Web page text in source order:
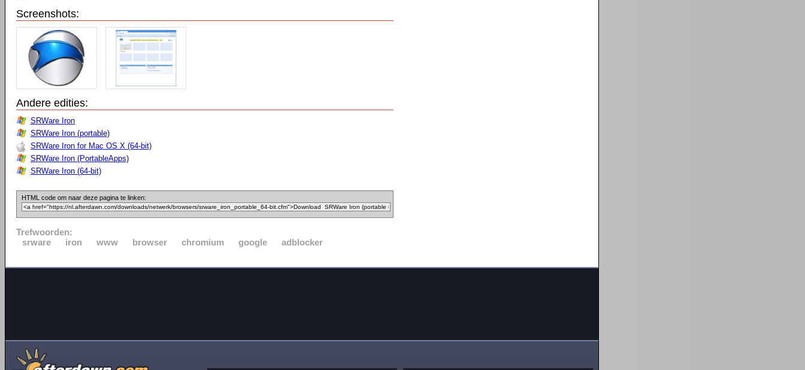
Screenshots:
Andere edities:
SRWare Iron
SRWare Iron (portable)
SRWare Iron for Mac OS X (64-bit)
SRWare Iron (PortableApps)
SRWare Iron (64-bit)
HTML code om naar deze pagina te linken:
Trefwoorden:
srware
iron www browser chromium google adblocker